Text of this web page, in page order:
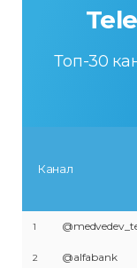
Топ-30
Канал
1
2 @alfabank